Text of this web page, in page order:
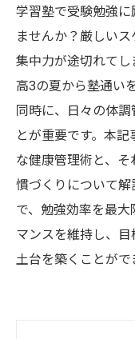
学習塾で受験勉強
ませんか？厳しいス
集中力が途切れて
高3の夏から塾通い
同時に、日々の体
とが重要です。本
な健康管理術と、
慣づくりについて解
で、勉強効率を最
マンスを維持し、
土台を築くことがで